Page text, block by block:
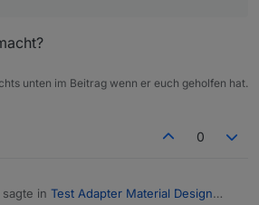
unten im Beitrag wenn er euch geholfen hat.
0
sagte in Test Adapter Material Design